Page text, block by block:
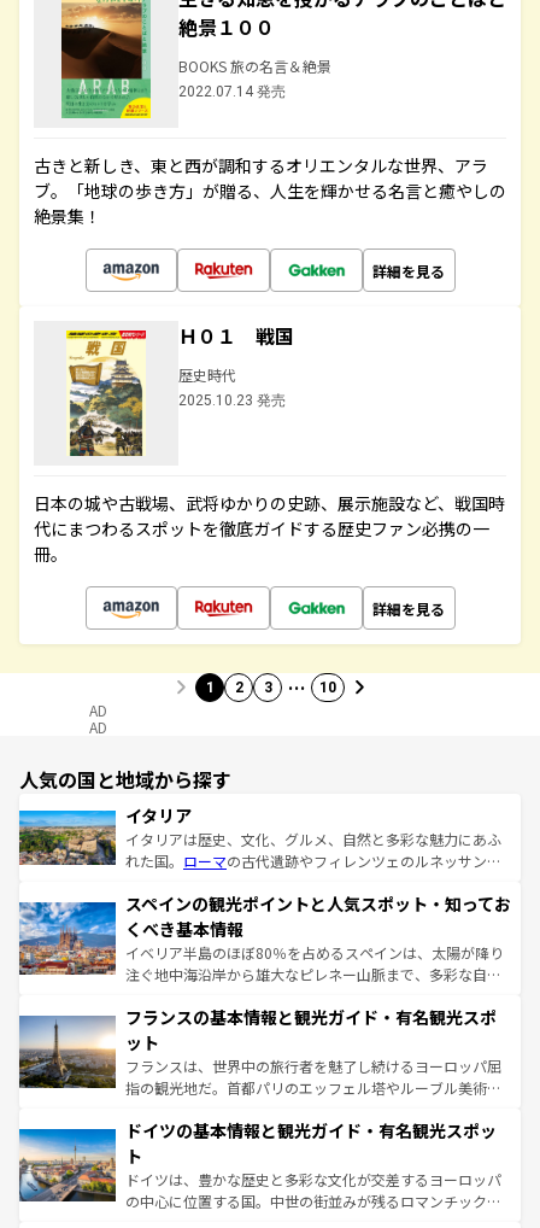
絶景１００
BOOKS 旅の名言＆絶景
2022.07.14 発売
古きと新しき、東と西が調和するオリエンタルな世界、アラ
ブ。「地球の歩き方」が贈る、人生を輝かせる名言と癒やしの
絶景集！
詳細を見る
Ｈ０１ 戦国
歴史時代
2025.10.23 発売
日本の城や古戦場、武将ゆかりの史跡、展示施設など、戦国時
代にまつわるスポットを徹底ガイドする歴史ファン必携の一
冊。
詳細を見る
1 2 3 … 10
AD
AD
人気の国と地域から探す
イタリア
イタリアは歴史、文化、グルメ、自然と多彩な魅力にあふ
れた国。 ローマの古代遺跡やフィレンツェのルネッサンス
ろん、トスカーナの美しい田園風景やアマルフィ海岸の絶
景など、自然景観も見逃せない。観光の合間には、本場の
ピザやパスタなど、絶品のイタリア料理を堪能することも
できる。朝目覚めてから夜眠るまで、すべての瞬間を楽し
なお、新着のイタリア情報はコンテンツ一覧を参照してほ
しい。
スペインの観光ポイントと人気スポット・知ってお
くべき基本情報
イベリア半島のほぼ80％を占めるスペインは、太陽が降り
注ぐ地中海沿岸から雄大なピレネー山脈まで、多彩な自然
文化が根付くこの国では、情熱的なフラメンコ、熱気あふ
れる闘牛、そして美味しいタパスが生活の一部となってい
る。首都マドリードの洗練された雰囲気や、バルセロナの
アートに溢れた街角から、地方では古代ローマ遺跡や中世
せる。地方によって風土や気候が異なるスペインはその個
ンテンツ一覧 を参照してほしい。
フランスの基本情報と観光ガイド・有名観光スポ
ット
フランスは、世界中の旅行者を魅了し続けるヨーロッパ屈
指の観光地だ。首都パリのエッフェル塔やルーブル美術館
で、幅広い魅力が詰まっている。華麗な宮殿、歴史的な大
聖堂、美しいビーチ、そして豊かな自然が、訪れる者を心
から魅了する。また、フランスは美食の国としても知ら
れ、フランス料理はユネスコ無形文化遺産にも登録されて
ドイツの基本情報と観光ガイド・有名観光スポッ
ト
ドイツは、豊かな歴史と多彩な文化が交差するヨーロッパ
の中心に位置する国。中世の街並みが残るロマンチック街